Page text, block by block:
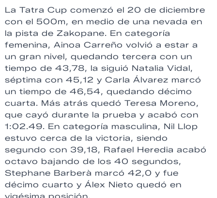
La Tatra Cup comenzó el 20 de diciembre
con el 500m, en medio de una nevada en
la pista de Zakopane. En categoría
femenina, Ainoa Carreño volvió a estar a
un gran nivel, quedando tercera con un
tiempo de 43,78, la siguió Natalia Vidal,
séptima con 45,12 y Carla Álvarez marcó
un tiempo de 46,54, quedando décimo
cuarta. Más atrás quedó Teresa Moreno,
que cayó durante la prueba y acabó con
1:02.49. En categoría masculina, Nil Llop
estuvo cerca de la victoria, siendo
segundo con 39,18, Rafael Heredia acabó
octavo bajando de los 40 segundos,
Stephane Barberà marcó 42,0 y fue
décimo cuarto y Álex Nieto quedó en